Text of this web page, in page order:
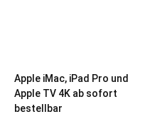
Apple iMac, iPad Pro und
Apple TV 4K ab sofort
bestellbar